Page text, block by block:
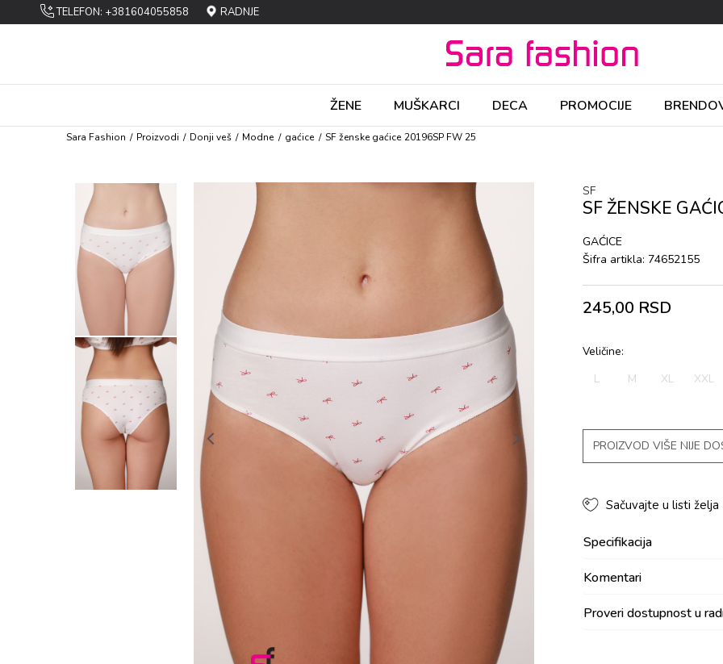
TELEFON: +381604055858 RADNJE
ŽENE MUŠKARCI DECA PROMOCIJE
Sara Fashion Proizvodi Dоnji vеš Mоdnе gaćicе SF ženske gaćicе 20196SP FW 25
SF
SF ŽENSKE
GAĆICЕ
Šifra artikla: 74652155
245,00 RSD
Veličine:
L
M XL XXL
PROIZVOD VIŠE NIJE
Sačuvajte u listi želja
Specifikacija
Komentari
Proveri dostupnost u